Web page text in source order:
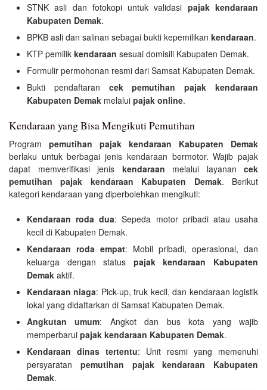
STNK asli dan fotokopi untuk validasi pajak kendaraan
Kabupaten Demak.
BPKB asli dan salinan sebagai bukti kepemilikan kendaraan.
KTP pemilik kendaraan sesuai domisili Kabupaten Demak.
Formulir permohonan resmi dari Samsat Kabupaten Demak.
Bukti pendaftaran cek pemutihan pajak kendaraan
Kabupaten Demak melalui pajak online.
Kendaraan yang Bisa Mengikuti Pemutihan
Program pemutihan pajak kendaraan Kabupaten Demak
berlaku untuk berbagai jenis kendaraan bermotor. Wajib pajak
dapat memverifikasi jenis kendaraan melalui layanan cek
pemutihan pajak kendaraan Kabupaten Demak. Berikut
kategori kendaraan yang diperbolehkan mengikuti:
Kendaraan roda dua: Sepeda motor pribadi atau usaha
kecil di Kabupaten Demak.
Kendaraan roda empat: Mobil pribadi, operasional, dan
keluarga dengan status pajak kendaraan Kabupaten
Demak aktif.
Kendaraan niaga: Pick-up, truk kecil, dan kendaraan logistik
lokal yang didaftarkan di Samsat Kabupaten Demak.
Angkutan umum: Angkot dan bus kota yang wajib
memperbarui pajak kendaraan Kabupaten Demak.
Kendaraan dinas tertentu: Unit resmi yang memenuhi
persyaratan pemutihan pajak kendaraan Kabupaten
Demak.